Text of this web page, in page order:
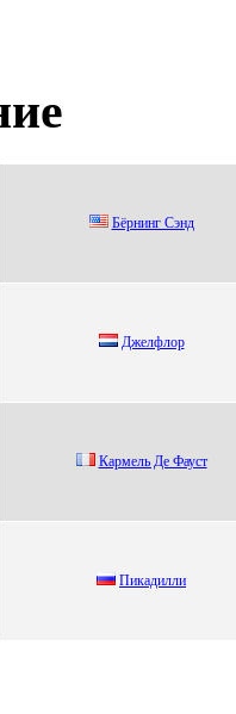
Бёpнинг Сэнд
Джeлфлop
Кармель Де Фауст
Пикадилли